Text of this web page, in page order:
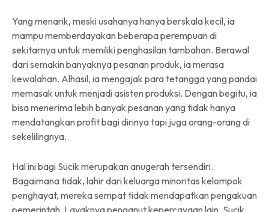
Yang menarik, meski usahanya hanya berskala kecil, ia
mampu memberdayakan beberapa perempuan di
sekitarnya untuk memiliki penghasilan tambahan. Berawal
dari semakin banyaknya pesanan produk, ia merasa
kewalahan. Alhasil, ia mengajak para tetangga yang pandai
memasak untuk menjadi asisten produksi. Dengan begitu, ia
bisa menerima lebih banyak pesanan yang tidak hanya
mendatangkan profit bagi dirinya tapi juga orang-orang di
sekelilingnya.
Hal ini bagi Sucik merupakan anugerah tersendiri.
Bagaimana tidak, lahir dari keluarga minoritas kelompok
penghayat, mereka sempat tidak mendapatkan pengakuan
pemerintah. Layaknya penganut kepercayaan lain, Sucik